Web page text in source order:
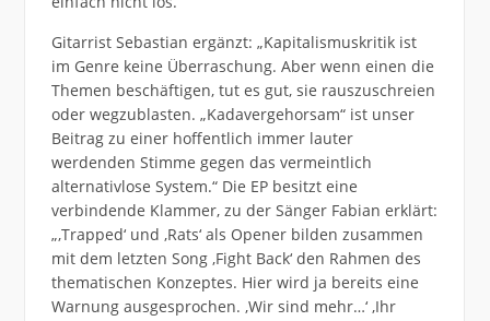
Gitarrist Sebastian ergänzt: „Kapitalismuskritik ist
im Genre keine Überraschung. Aber wenn einen die
Themen beschäftigen, tut es gut, sie rauszuschreien
oder wegzublasten. „Kadavergehorsam“ ist unser
Beitrag zu einer hoffentlich immer lauter
werdenden Stimme gegen das vermeintlich
alternativlose System.“ Die EP besitzt eine
verbindende Klammer, zu der Sänger Fabian erklärt:
„,Trapped‘ und ‚Rats‘ als Opener bilden zusammen
mit dem letzten Song ‚Fight Back‘ den Rahmen des
thematischen Konzeptes. Hier wird ja bereits eine
Warnung ausgesprochen. ‚Wir sind mehr…‘ ‚Ihr